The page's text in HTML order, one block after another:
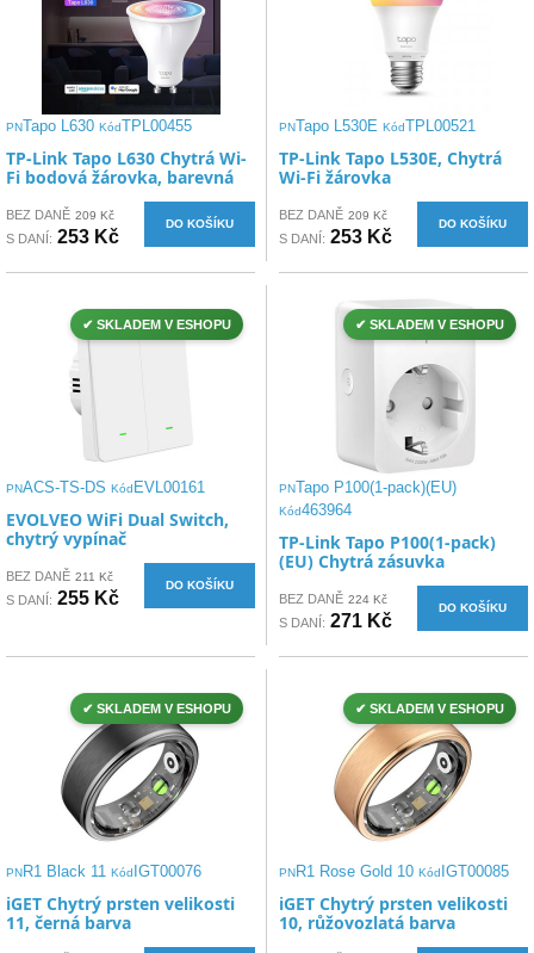
PNTapo L630 KódTPL00455
TP-Link Tapo L630 Chytrá Wi-
Fi bodová žárovka, barevná
BEZ DANĚ 209 Kč
S DANÍ: 253 Kč
DO KOŠÍKU
PNTapo L530E KódTPL00521
TP-Link Tapo L530E, Chytrá
Wi-Fi žárovka
BEZ DANĚ 209 Kč
S DANÍ: 253 Kč
DO KOŠÍKU
✔ SKLADEM V ESHOPU
PNACS-TS-DS Kód EVL00161
EVOLVEO WiFi Dual Switch,
chytrý vypínač
BEZ DANĚ 211 Kč
S DANÍ: 255 Kč
DO KOŠÍKU
✔ SKLADEM V ESHOPU
PNTapo P100(1-pack)(EU)
Kód463964
TP-Link Tapo P100(1-pack)
(EU) Chytrá zásuvka
BEZ DANĚ 224 Kč
S DANÍ: 271 Kč
DO KOŠÍKU
✔ SKLADEM V ESHOPU
PNR1 Black 11 Kód IGT00076
iGET Chytrý prsten velikosti
11, černá barva
✔ SKLADEM V ESHOPU
PNR1 Rose Gold 10 Kód IGT00085
iGET Chytrý prsten velikosti
10, růžovozlatá barva